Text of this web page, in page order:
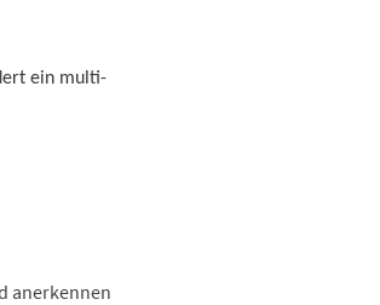
ein multi-
anerkennen